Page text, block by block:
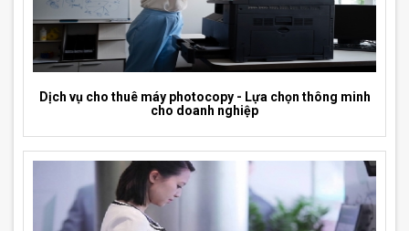
Dịch vụ cho thuê máy photocopy - Lựa chọn thông minh
cho doanh nghiệp